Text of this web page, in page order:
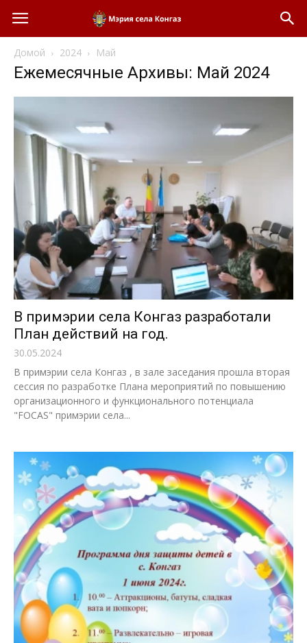
Домой 2024 Май
Ежемесячные Архивы: Май 2024
В примэрии села Конгаз разработали
План действий на год.
30.05.2024
В примэрии села Конгаз , в зале заседания прошла вторая
сессия по разработке Плана мероприятий по повышению
организационного и функционального потенциала
"FOCAS" примэрии села...